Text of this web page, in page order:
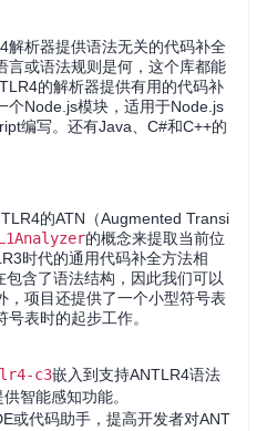
解析器提供语法无关的代码补全
言或语法规则是何，这个库都能
的解析器提供有用的代码补
个Node.js模块，适用于Node.js
编写。还有Java、C#和C++的
的ATN（Augmented Transi
的概念来提取当前位
时代的通用代码补全方法相
含了语法结构，因此我们可以
，项目还提供了一个小型符号表
表时的起步工作。
c3嵌入到支持ANTLR4语法
智能感知功能。
或代码助手，提高开发者对ANT